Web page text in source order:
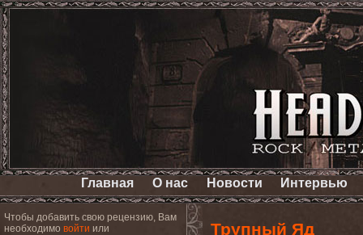
Главная О нас Новости Интервью
Чтобы добавить свою рецензию, Вам
необходимо войти или
Трупный Яд